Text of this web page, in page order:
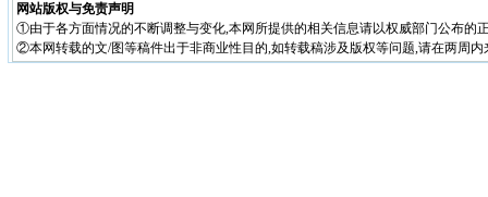
网站版权与免责声明
①由于各方面情况的不断调整与变化,本网所提供的相关信息请以权威部门公布的
②本网转载的文/图等稿件出于非商业性目的,如转载稿涉及版权等问题,请在两周内